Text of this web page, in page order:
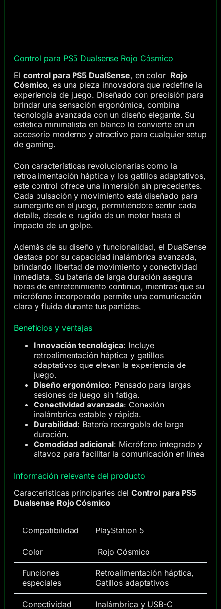
Control para PS5 Dualsense Rojo Cósmico
El control para PS5 DualSense, en color Rojo
Cósmico, es una pieza innovadora que redefine la
experiencia de juego. Diseñado con precisión para
brindar una sensación ergonómica, combina
tecnología avanzada con un diseño elegante. Su
estética minimalista en blanco lo convierte en un
accesorio moderno y atractivo para cualquier setup
de gaming.
Con características revolucionarias como la
retroalimentación háptica y los gatillos adaptativos,
este control ofrece una inmersión sin precedentes.
Cada pulsación y movimiento está diseñado para
sumergirte en el juego, permitiéndote sentir cada
detalle, desde el rugido de un motor hasta el
impacto de un golpe.
Además de su diseño y funcionalidad, el DualSense
destaca por su capacidad inalámbrica avanzada,
brindando libertad de movimiento y conectividad
inmediata. Su batería de larga duración asegura
horas de entretenimiento continuo, mientras que su
micrófono incorporado permite una comunicación
clara y fluida durante tus partidas.
Beneficios y ventajas
Innovación tecnológica: Incluye
retroalimentación háptica y gatillos
adaptativos que elevan la experiencia de
juego.
Diseño ergonómico: Pensado para largas
sesiones de juego sin fatiga.
Conectividad avanzada: Conexión
inalámbrica estable y rápida.
Durabilidad: Batería recargable de larga
duración.
Comodidad adicional: Micrófono integrado y
altavoz para facilitar la comunicación en línea
Información relevante del producto
Caracteristicas principarles del Control para PS5
Dualsense Rojo Cósmico
Compatibilidad PlayStation 5
Color Rojo Cósmico
Funciones
especiales
Retroalimentación háptica,
Gatillos adaptativos
Conectividad Inalámbrica y USB-C